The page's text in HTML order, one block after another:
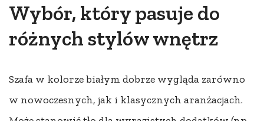
Wybór, który pasuje do
różnych stylów wnętrz
Szafa w kolorze białym dobrze wygląda zarówno
w nowoczesnych, jak i klasycznych aranżacjach.